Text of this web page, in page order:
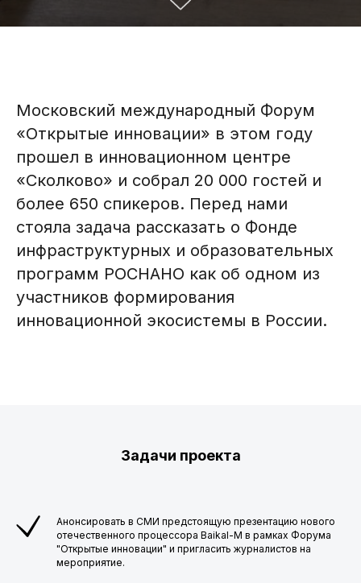
Московский международный Форум
«Открытые инновации» в этом году
прошел в инновационном центре
«Сколково» и собрал 20 000 гостей и
более 650 спикеров. Перед нами
стояла задача рассказать о Фонде
инфраструктурных и образовательных
программ РОСНАНО как об одном из
участников формирования
инновационной экосистемы в России.
Задачи проекта
Анонсировать в СМИ предстоящую презентацию нового
отечественного процессора Baikal-M в рамках Форума
"Открытые инновации" и пригласить журналистов на
мероприятие.